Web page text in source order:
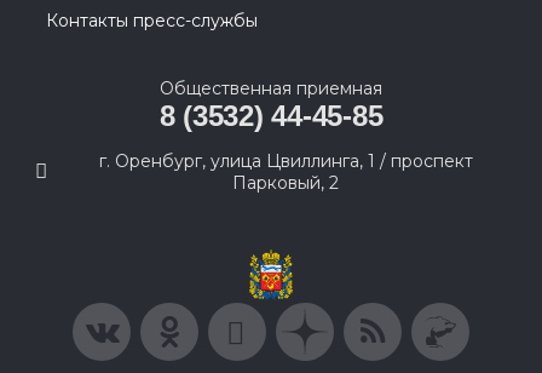
Контакты пресс-службы
Общественная приемная
8 (3532) 44-45-85
г. Оренбург, улица Цвиллинга, 1 / проспект
Парковый, 2